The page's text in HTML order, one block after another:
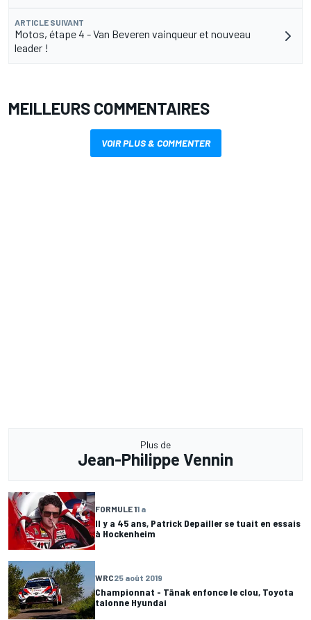
ARTICLE SUIVANT
Motos, étape 4 - Van Beveren vainqueur et nouveau
leader !
MEILLEURS COMMENTAIRES
VOIR PLUS & COMMENTER
Plus de
Jean-Philippe Vennin
FORMULE 11 a
Il y a 45 ans, Patrick Depailler se tuait en essais
à Hockenheim
WRC25 août 2019
Championnat - Tänak enfonce le clou, Toyota
talonne Hyundai